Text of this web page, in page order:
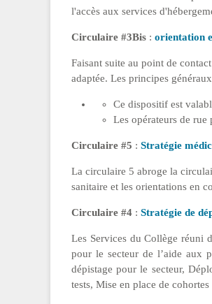
l'accès aux services
Circulaire #3Bis : orientation
Faisant suite au point de
adaptée. Les principes
Ce dispositif est
Les opérateurs de
Circulaire #5 : Stratégie
La circulaire 5 abroge la
sanitaire et les orientations en
Circulaire #4 : Stratégie de
Les Services du Collège réuni
pour le secteur de l’aide aux
dépistage pour le secteur,
tests, Mise en place de